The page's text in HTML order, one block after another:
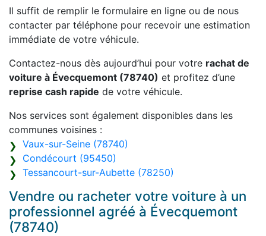
Il suffit de remplir le formulaire en ligne ou de nous
contacter par téléphone pour recevoir une estimation
immédiate de votre véhicule.
Contactez-nous dès aujourd’hui pour votre rachat de
voiture à Évecquemont (78740) et profitez d’une
reprise cash rapide de votre véhicule.
Nos services sont également disponibles dans les
communes voisines :
Vaux-sur-Seine (78740)
Condécourt (95450)
Tessancourt-sur-Aubette (78250)
Vendre ou racheter votre voiture à un
professionnel agréé à Évecquemont
(78740)